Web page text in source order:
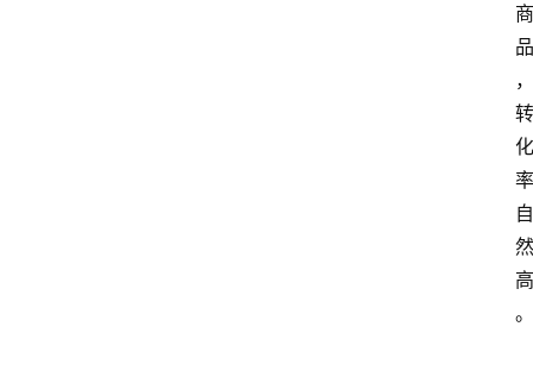
商
品
，
转
化
率
自
然
高
。